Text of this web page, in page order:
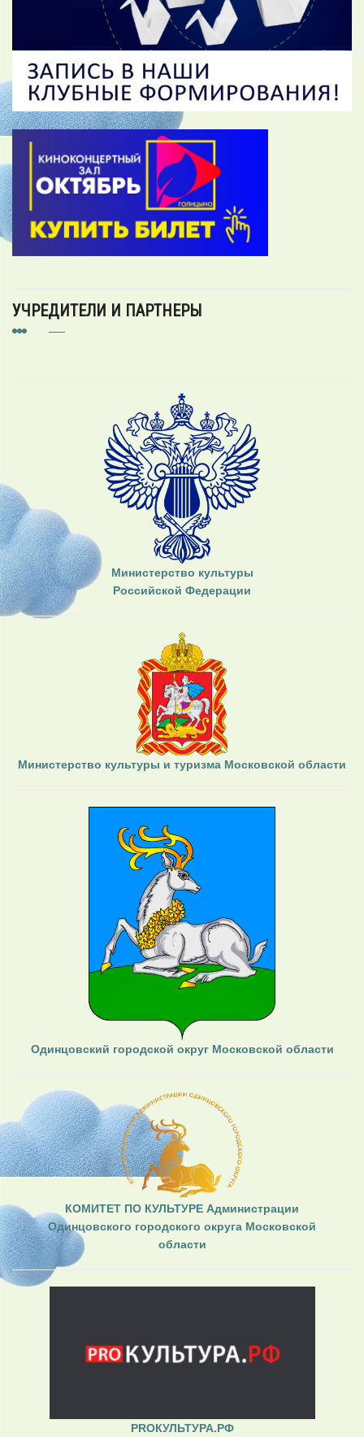
УЧРЕДИТЕЛИ И ПАРТНЕРЫ
Министерство культуры
Российской Федерации
Министерство культуры и туризма Московской области
Одинцовский городской округ Московской области
КОМИТЕТ ПО КУЛЬТУРЕ Администрации
Одинцовского городского округа Московской
области
PROКУЛЬТУРА.РФ